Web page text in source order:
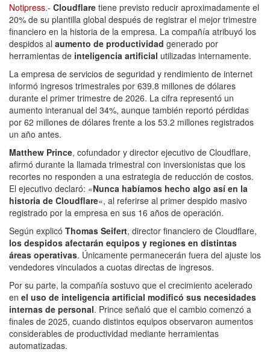
Notipress.- Cloudflare tiene previsto reducir aproximadamente el
20% de su plantilla global después de registrar el mejor trimestre
financiero en la historia de la empresa. La compañía atribuyó los
despidos al aumento de productividad generado por
herramientas de inteligencia artificial utilizadas internamente.
La empresa de servicios de seguridad y rendimiento de internet
informó ingresos trimestrales por 639.8 millones de dólares
durante el primer trimestre de 2026. La cifra representó un
aumento interanual del 34%, aunque también reportó pérdidas
por 62 millones de dólares frente a los 53.2 millones registrados
un año antes.
Matthew Prince, cofundador y director ejecutivo de Cloudflare,
afirmó durante la llamada trimestral con inversionistas que los
recortes no responden a una estrategia de reducción de costos.
El ejecutivo declaró: «Nunca habíamos hecho algo así en la
historia de Cloudflare«, al referirse al primer despido masivo
registrado por la empresa en sus 16 años de operación.
Según explicó Thomas Seifert, director financiero de Cloudflare,
los despidos afectarán equipos y regiones en distintas
áreas operativas. Únicamente permanecerán fuera del ajuste los
vendedores vinculados a cuotas directas de ingresos.
Por su parte, la compañía sostuvo que el crecimiento acelerado
en el uso de inteligencia artificial modificó sus necesidades
internas de personal. Prince señaló que el cambio comenzó a
finales de 2025, cuando distintos equipos observaron aumentos
considerables de productividad mediante herramientas
automatizadas.